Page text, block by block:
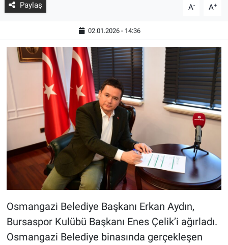
Paylaş A- A+
02.01.2026 - 14:36
Osmangazi Belediye Başkanı Erkan Aydın,
Bursaspor Kulübü Başkanı Enes Çelik’i ağırladı.
Osmangazi Belediye binasında gerçekleşen